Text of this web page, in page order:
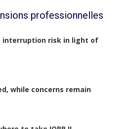
professionnelles
interruption risk in light of
while concerns remain